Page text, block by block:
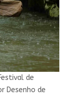
de
Desenho de